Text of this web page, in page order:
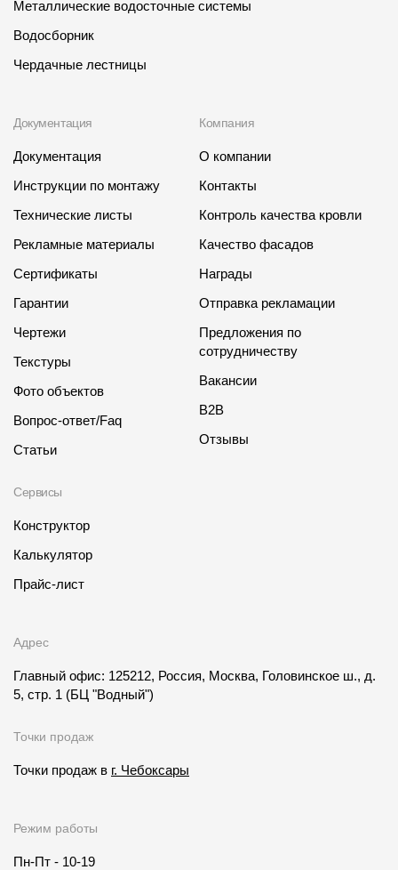
Металлические водосточные системы
Водосборник
Чердачные лестницы
Документация
Документация
Инструкции по монтажу
Технические листы
Рекламные материалы
Сертификаты
Гарантии
Чертежи
Текстуры
Фото объектов
Вопрос-ответ/Faq
Статьи
Сервисы
Конструктор
Калькулятор
Прайс-лист
Компания
О компании
Контакты
Контроль качества кровли
Качество фасадов
Награды
Отправка рекламации
Предложения по
сотрудничеству
Вакансии
B2B
Отзывы
Адрес
Главный офис: 125212, Россия, Москва, Головинское ш., д.
5, стр. 1 (БЦ "Водный")
Точки продаж
Точки продаж в г. Чебоксары
Режим работы
Пн-Пт - 10-19